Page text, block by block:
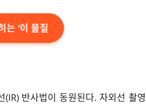
는 ‘이 물질
반사법이 동원된다. 자외선 촬영